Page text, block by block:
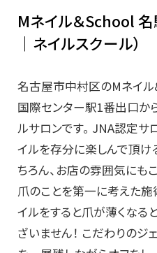
Mネイル＆School
｜ネイルスクール）
名古屋市中村区のMネイ
国際センター駅1番出口か
ルサロンです。 JNA認定サ
イルを存分に楽しんで頂け
ちろん、お店の雰囲気にも
爪のことを第一に考えた施
イルをすると爪が薄くなる
ざいません！ こだわりの